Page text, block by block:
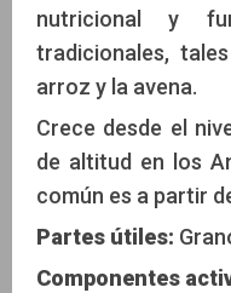
nutricional y
tradicionales,
arroz y la avena.
Crece desde el
de altitud en los
común es a partir
Partes útiles:
Componentes